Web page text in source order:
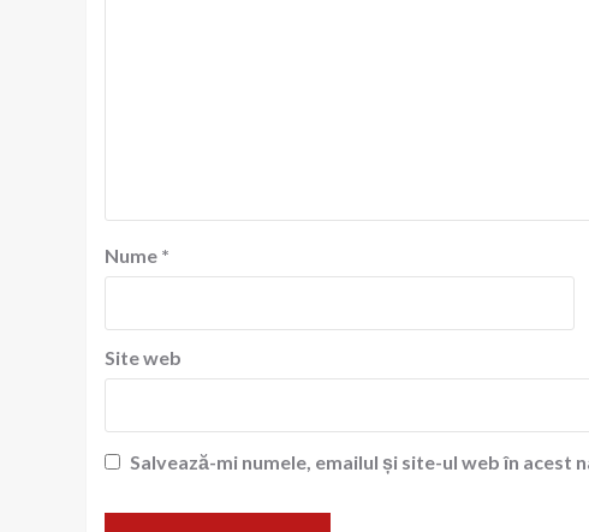
Nume *
Site web
Salvează-mi numele, emailul și site-ul web în